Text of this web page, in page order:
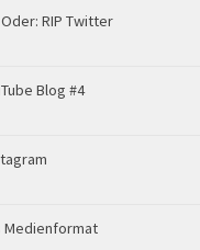
RIP Twitter
Blog #4
Medienformat